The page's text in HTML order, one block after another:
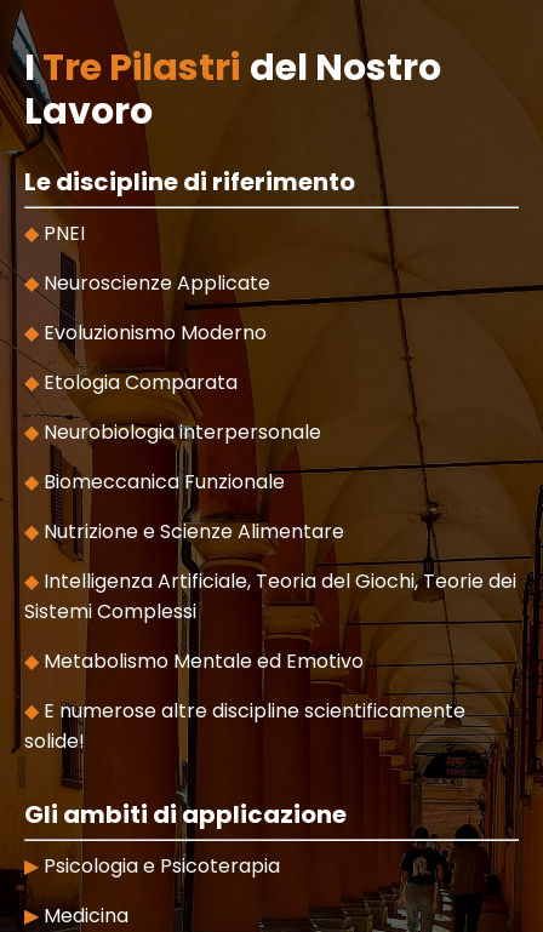
ITre Pilastri del Nostro
Lavoro
Le discipline di riferimento
◆ PNEI
◆ Neuroscienze Applicate
◆ Evoluzionismo Moderno
◆ Etologia Comparata
◆ Neurobiologia interpersonale
◆ Biomeccanica Funzionale
◆ Nutrizione e Scienze Alimentare
◆ Intelligenza Artificiale, Teoria del Giochi, Teorie dei
Sistemi Complessi
◆ Metabolismo Mentale ed Emotivo
◆ E numerose altre discipline scientificamente
solide!
Gli ambiti di applicazione
▶ Psicologia e Psicoterapia
▶Medicina